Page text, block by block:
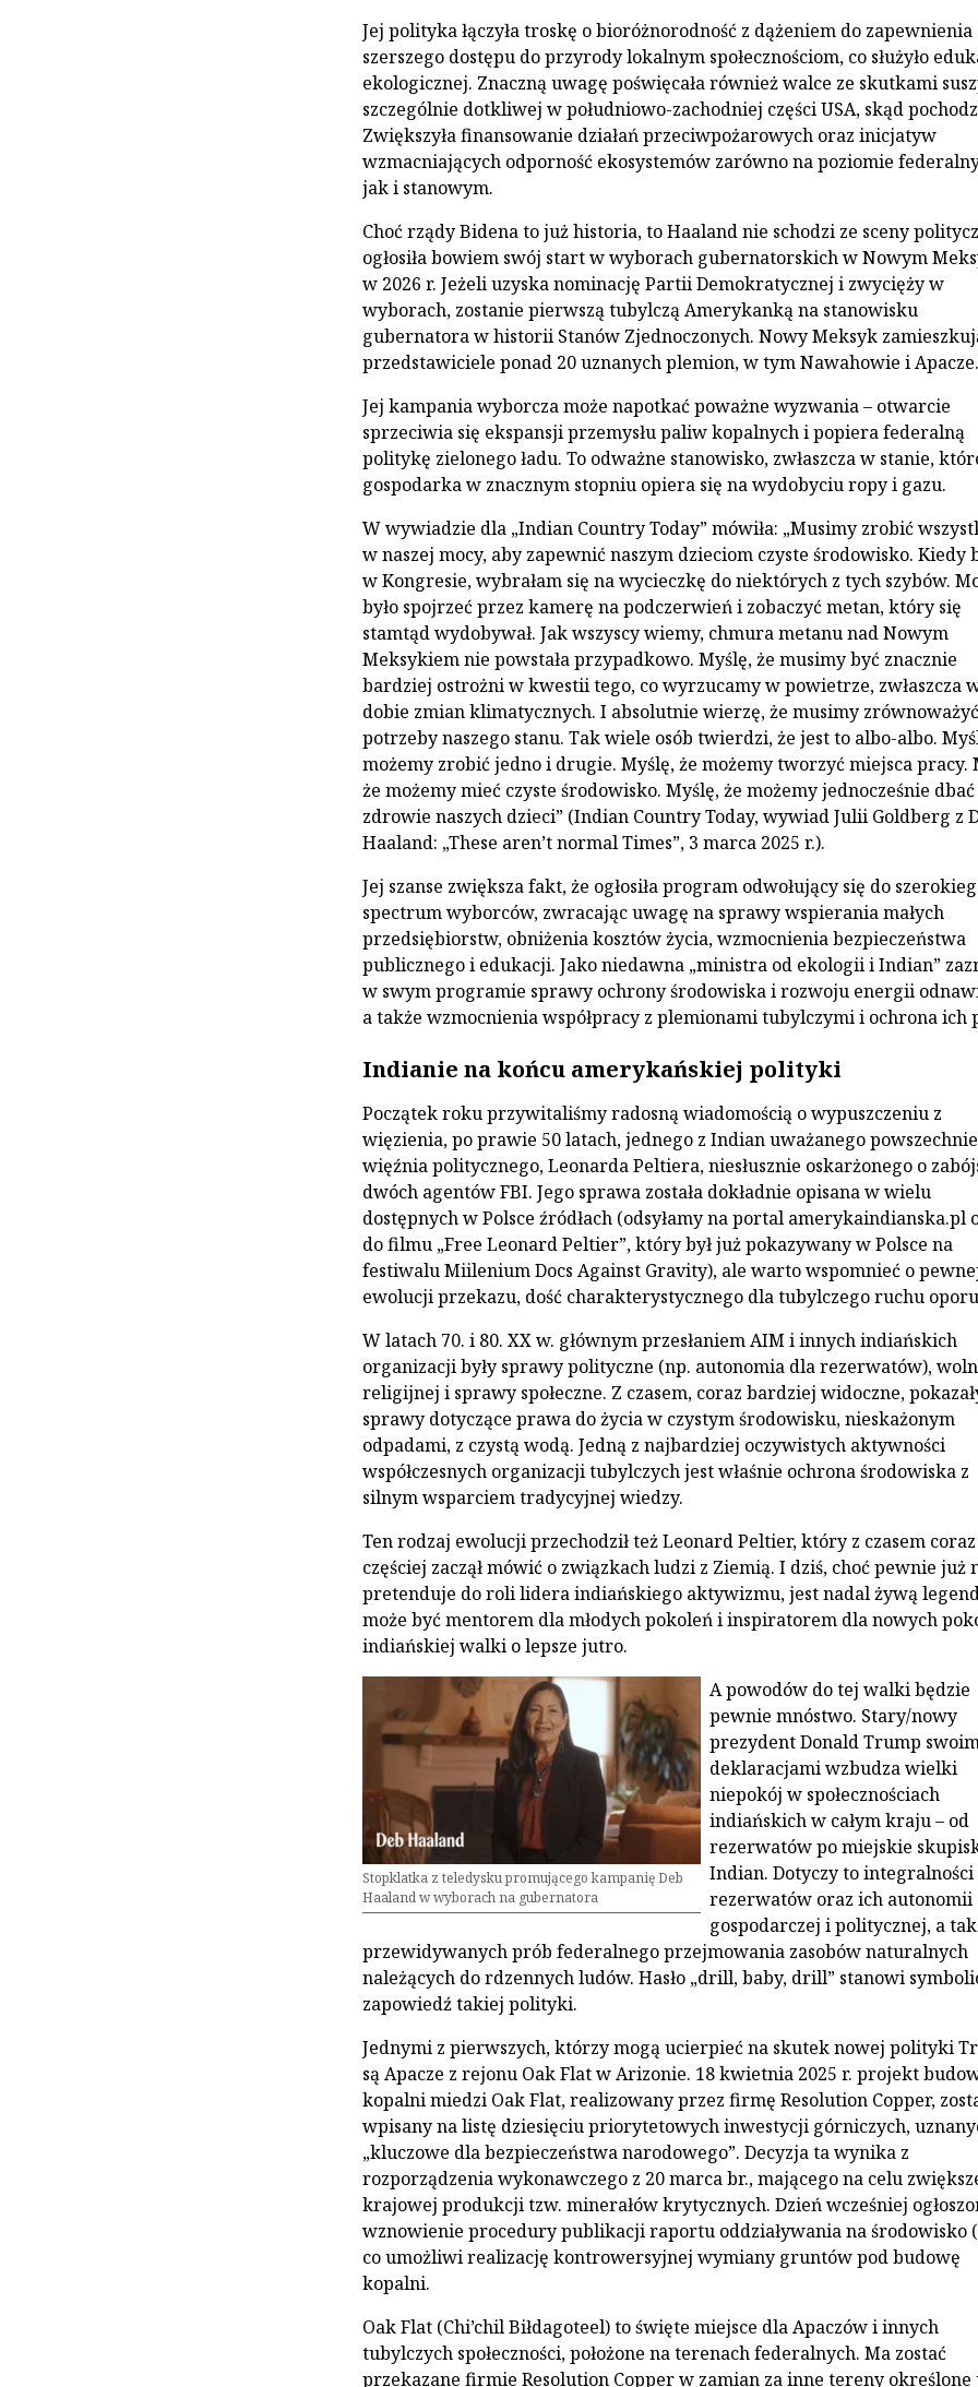
Jej polityka łączyła troskę o bioróżnorodność z dążeniem do zapewnienia
szerszego dostępu do przyrody lokalnym społecznościom, co służyło
ekologicznej. Znaczną uwagę poświęcała również walce ze skutkami
szczególnie dotkliwej w południowo-zachodniej części USA, skąd
Zwiększyła finansowanie działań przeciwpożarowych oraz inicjatyw
wzmacniających odporność ekosystemów zarówno na poziomie
jak i stanowym.
Choć rządy Bidena to już historia, to Haaland nie schodzi ze sceny
ogłosiła bowiem swój start w wyborach gubernatorskich w Nowym
w 2026 r. Jeżeli uzyska nominację Partii Demokratycznej i zwycięży w
wyborach, zostanie pierwszą tubylczą Amerykanką na stanowisku
gubernatora w historii Stanów Zjednoczonych. Nowy Meksyk
przedstawiciele ponad 20 uznanych plemion, w tym Nawahowie i Apacze.
Jej kampania wyborcza może napotkać poważne wyzwania – otwarcie
sprzeciwia się ekspansji przemysłu paliw kopalnych i popiera federalną
politykę zielonego ładu. To odważne stanowisko, zwłaszcza w stanie,
gospodarka w znacznym stopniu opiera się na wydobyciu ropy i gazu.
W wywiadzie dla „Indian Country Today” mówiła: „Musimy zrobić
w naszej mocy, aby zapewnić naszym dzieciom czyste środowisko. Kiedy
w Kongresie, wybrałam się na wycieczkę do niektórych z tych szybów.
było spojrzeć przez kamerę na podczerwień i zobaczyć metan, który się
stamtąd wydobywał. Jak wszyscy wiemy, chmura metanu nad Nowym
Meksykiem nie powstała przypadkowo. Myślę, że musimy być znacznie
bardziej ostrożni w kwestii tego, co wyrzucamy w powietrze, zwłaszcza
dobie zmian klimatycznych. I absolutnie wierzę, że musimy zrównoważyć
potrzeby naszego stanu. Tak wiele osób twierdzi, że jest to albo-albo.
możemy zrobić jedno i drugie. Myślę, że możemy tworzyć miejsca pracy.
że możemy mieć czyste środowisko. Myślę, że możemy jednocześnie dbać
zdrowie naszych dzieci” (Indian Country Today, wywiad Julii Goldberg z
Haaland: „These aren’t normal Times”, 3 marca 2025 r.).
Jej szanse zwiększa fakt, że ogłosiła program odwołujący się do
spectrum wyborców, zwracając uwagę na sprawy wspierania małych
przedsiębiorstw, obniżenia kosztów życia, wzmocnienia bezpieczeństwa
publicznego i edukacji. Jako niedawna „ministra od ekologii i Indian”
w swym programie sprawy ochrony środowiska i rozwoju energii
a także wzmocnienia współpracy z plemionami tubylczymi i ochrona ich
Indianie na końcu amerykańskiej polityki
Początek roku przywitaliśmy radosną wiadomością o wypuszczeniu z
więzienia, po prawie 50 latach, jednego z Indian uważanego
więźnia politycznego, Leonarda Peltiera, niesłusznie oskarżonego o
dwóch agentów FBI. Jego sprawa została dokładnie opisana w wielu
dostępnych w Polsce źródłach (odsyłamy na portal amerykaindianska.pl
do filmu „Free Leonard Peltier”, który był już pokazywany w Polsce na
festiwalu Miilenium Docs Against Gravity), ale warto wspomnieć o
ewolucji przekazu, dość charakterystycznego dla tubylczego ruchu
W latach 70. i 80. XX w. głównym przesłaniem AIM i innych indiańskich
organizacji były sprawy polityczne (np. autonomia dla rezerwatów),
religijnej i sprawy społeczne. Z czasem, coraz bardziej widoczne,
sprawy dotyczące prawa do życia w czystym środowisku, nieskażonym
odpadami, z czystą wodą. Jedną z najbardziej oczywistych aktywności
współczesnych organizacji tubylczych jest właśnie ochrona środowiska z
silnym wsparciem tradycyjnej wiedzy.
Ten rodzaj ewolucji przechodził też Leonard Peltier, który z czasem coraz
częściej zaczął mówić o związkach ludzi z Ziemią. I dziś, choć pewnie już
pretenduje do roli lidera indiańskiego aktywizmu, jest nadal żywą
może być mentorem dla młodych pokoleń i inspiratorem dla nowych
indiańskiej walki o lepsze jutro.
Stopklatka z teledysku promującego kampanię Deb
Haaland w wyborach na gubernatora
A powodów do tej walki będzie
pewnie mnóstwo. Stary/nowy
prezydent Donald Trump
deklaracjami wzbudza wielki
niepokój w społecznościach
indiańskich w całym kraju – od
rezerwatów po miejskie
Indian. Dotyczy to integralności
rezerwatów oraz ich autonomii
gospodarczej i politycznej, a
przewidywanych prób federalnego przejmowania zasobów naturalnych
należących do rdzennych ludów. Hasło „drill, baby, drill” stanowi
zapowiedź takiej polityki.
Jednymi z pierwszych, którzy mogą ucierpieć na skutek nowej polityki
są Apacze z rejonu Oak Flat w Arizonie. 18 kwietnia 2025 r. projekt
kopalni miedzi Oak Flat, realizowany przez firmę Resolution Copper,
wpisany na listę dziesięciu priorytetowych inwestycji górniczych,
„kluczowe dla bezpieczeństwa narodowego”. Decyzja ta wynika z
rozporządzenia wykonawczego z 20 marca br., mającego na celu
krajowej produkcji tzw. minerałów krytycznych. Dzień wcześniej
wznowienie procedury publikacji raportu oddziaływania na środowisko
co umożliwi realizację kontrowersyjnej wymiany gruntów pod budowę
kopalni.
Oak Flat (Chi’chil Biłdagoteel) to święte miejsce dla Apaczów i innych
tubylczych społeczności, położone na terenach federalnych. Ma zostać
przekazane firmie Resolution Copper w zamian za inne tereny określone